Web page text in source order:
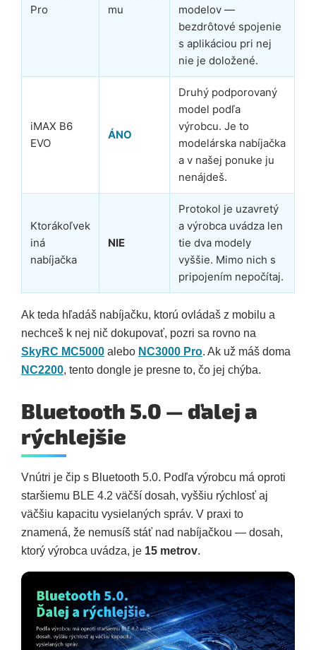
Pro
mu
modelov —
bezdrôtové spojenie
s aplikáciou pri nej
nie je doložené.
iMAX B6
EVO
ÁNO
Druhý podporovaný
model podľa
výrobcu. Je to
modelárska nabíjačka
a v našej ponuke ju
nenájdeš.
Ktorákoľvek
iná
nabíjačka
NIE
Protokol je uzavretý
a výrobca uvádza len
tie dva modely
vyššie. Mimo nich s
pripojením nepočítaj.
Ak teda hľadáš nabíjačku, ktorú ovládaš z mobilu a
nechceš k nej nič dokupovať, pozri sa rovno na
SkyRC MC5000 alebo NC3000 Pro. Ak už máš doma
NC2200, tento dongle je presne to, čo jej chýba.
Bluetooth 5.0 — ďalej a
rýchlejšie
Vnútri je čip s Bluetooth 5.0. Podľa výrobcu má oproti
staršiemu BLE 4.2 väčší dosah, vyššiu rýchlosť aj
väčšiu kapacitu vysielaných správ. V praxi to
znamená, že nemusíš stáť nad nabíjačkou — dosah,
ktorý výrobca uvádza, je 15 metrov.